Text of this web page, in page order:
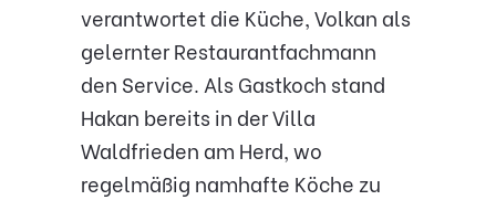
verantwortet die Küche, Volkan als
gelernter Restaurantfachmann
den Service. Als Gastkoch stand
Hakan bereits in der Villa
Waldfrieden am Herd, wo
regelmäßig namhafte Köche zu